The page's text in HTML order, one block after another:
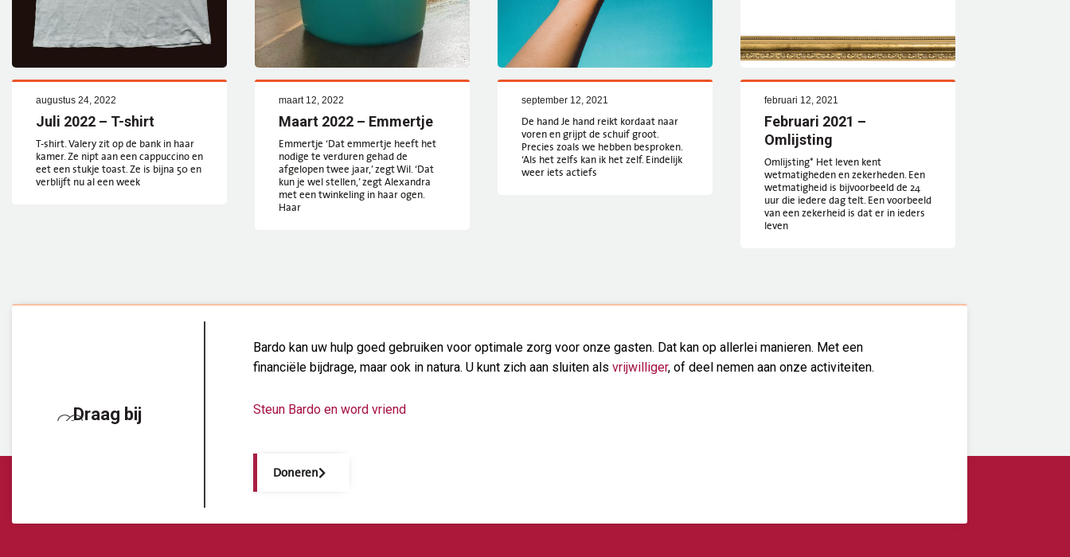
augustus 24, 2022
Juli 2022 – T-shirt
T-shirt. Valery zit op de bank in haar
kamer. Ze nipt aan een cappuccino en
eet een stukje toast. Ze is bijna 50 en
verblijft nu al een week
maart 12, 2022
Maart 2022 – Emmertje
Emmertje ‘Dat emmertje heeft het
nodige te verduren gehad de
afgelopen twee jaar,’ zegt Wil. ‘Dat
kun je wel stellen,’ zegt Alexandra
met een twinkeling in haar ogen.
Haar
september 12, 2021
De hand Je hand reikt kordaat naar
voren en grijpt de schuif groot.
Precies zoals we hebben besproken.
‘Als het zelfs kan ik het zelf. Eindelijk
weer iets actiefs
februari 12, 2021
Februari 2021 –
Omlijsting
Omlijsting* Het leven kent
wetmatigheden en zekerheden. Een
wetmatigheid is bijvoorbeeld de 24
uur die iedere dag telt. Een voorbeeld
van een zekerheid is dat er in ieders
leven
Draag bij
Bardo kan uw hulp goed gebruiken voor optimale zorg voor onze gasten. Dat kan op allerlei manieren. Met een
financiële bijdrage, maar ook in natura. U kunt zich aan sluiten als vrijwilliger, of deel nemen aan onze activiteiten.
Steun Bardo en word vriend
Doneren